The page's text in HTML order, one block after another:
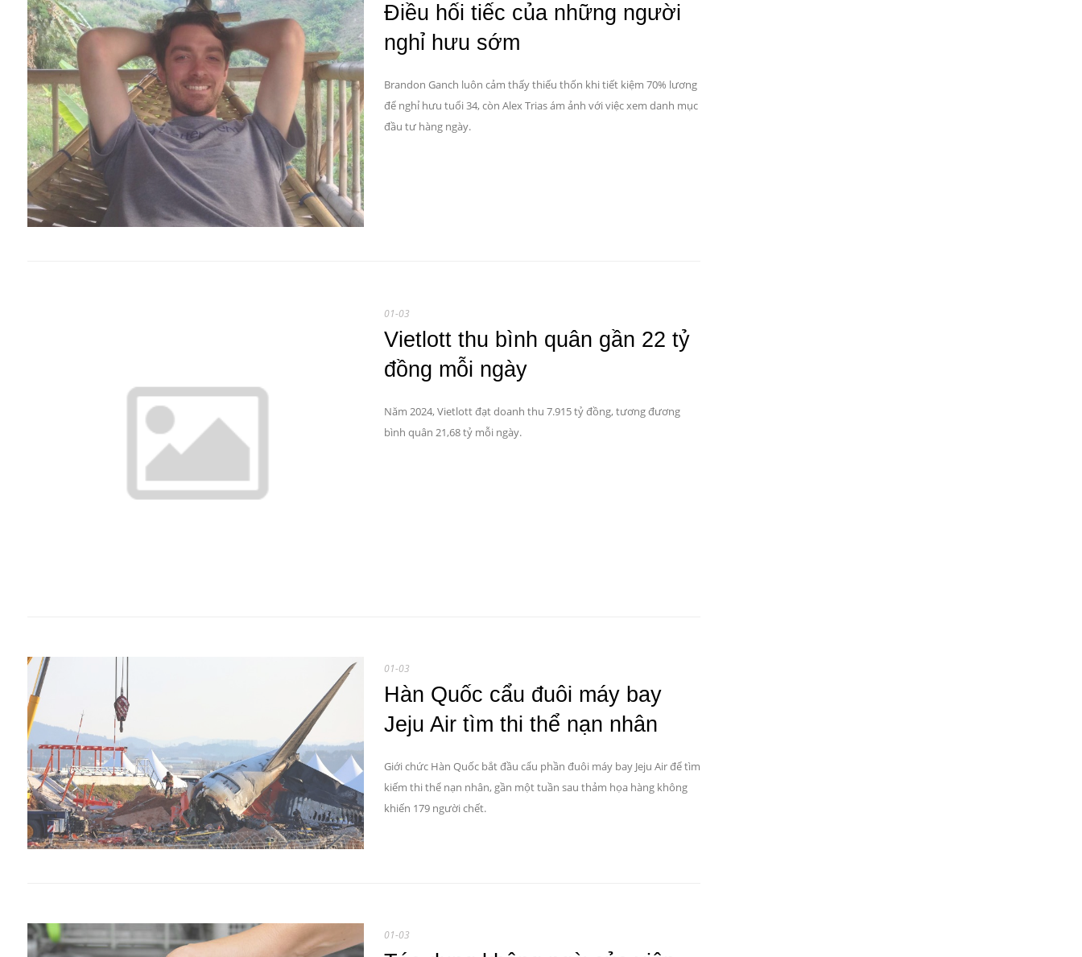
Điều hối tiếc của những người
nghỉ hưu sớm
Brandon Ganch luôn cảm thấy thiếu thốn khi tiết kiệm 70% lương
để nghỉ hưu tuổi 34, còn Alex Trias ám ảnh với việc xem danh mục
đầu tư hàng ngày.
01-03
Vietlott thu bình quân gần 22 tỷ
đồng mỗi ngày
Năm 2024, Vietlott đạt doanh thu 7.915 tỷ đồng, tương đương
bình quân 21,68 tỷ mỗi ngày.
01-03
Hàn Quốc cẩu đuôi máy bay
Jeju Air tìm thi thể nạn nhân
Giới chức Hàn Quốc bắt đầu cẩu phần đuôi máy bay Jeju Air để tìm
kiếm thi thể nạn nhân, gần một tuần sau thảm họa hàng không
khiến 179 người chết.
01-03